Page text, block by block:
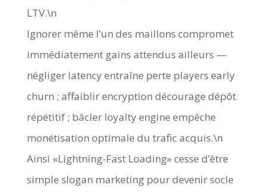
LTV.\n
Ignorer même l’un des maillons compromet
immédiatement gains attendus ailleurs —
négliger latency entraîne perte players early
churn ; affaiblir encryption décourage dépôt
répétitif ; bâcler loyalty engine empêche
monétisation optimale du trafic acquis.\n
Ainsi «Lightning-Fast Loading» cesse d’être
simple slogan marketing pour devenir socle